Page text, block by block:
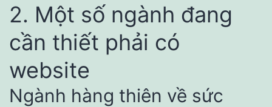
2. Một số ngành đang
cần thiết phải có
website
Ngành hàng thiên về sức